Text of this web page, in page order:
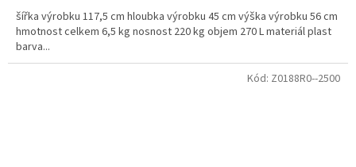
šířka výrobku 117,5 cm hloubka výrobku 45 cm výška výrobku 56 cm
hmotnost celkem 6,5 kg nosnost 220 kg objem 270 L materiál plast
barva...
Kód: Z0188R0--2500